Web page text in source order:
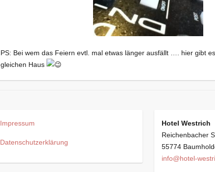
PS: Bei wem das Feiern evtl. mal etwas länger ausfällt …. hier gibt
gleichen Haus
Impressum
Datenschutzerklärung
Hotel Westrich
Reichenbacher
55774
info@hotel-